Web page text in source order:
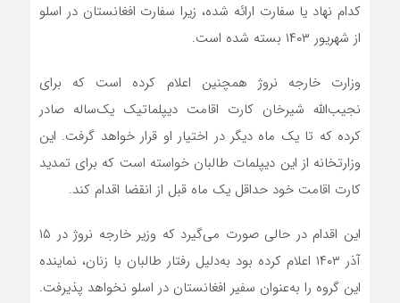
کدام نهاد یا سفارت ارائه شده، زیرا سفارت افغانستان در اسلو
از شهریور ۱۴۰۳ بسته شده است.
وزارت خارجه نروژ همچنین اعلام کرده است که برای
نجیب‌الله شیرخان کارت اقامت دیپلماتیک یک‌ساله صادر
کرده که تا یک ماه دیگر در اختیار او قرار خواهد گرفت. این
وزارتخانه از این دیپلمات طالبان خواسته است که برای تمدید
کارت اقامت خود حداقل یک ماه قبل از انقضا اقدام کند.
این اقدام در حالی صورت می‌گیرد که وزیر خارجه نروژ در ۱۵
آذر ۱۴۰۳ اعلام کرده بود به‌دلیل رفتار طالبان با زنان، نماینده
این گروه را به‌عنوان سفیر افغانستان در اسلو نخواهد پذیرفت.